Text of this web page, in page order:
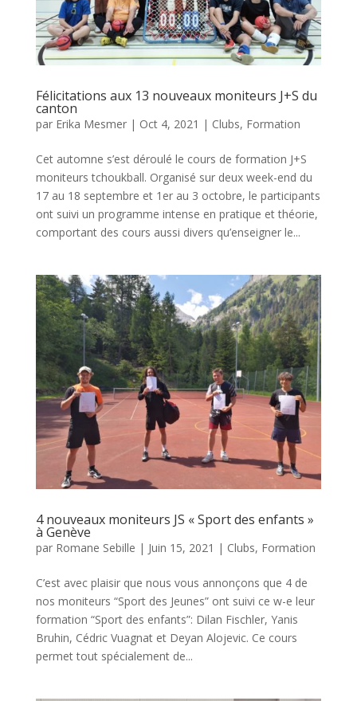
Félicitations aux 13 nouveaux moniteurs J+S du
canton
par Erika Mesmer| Oct 4, 2021 | Clubs, Formation
Cet automne s’est déroulé le cours de formation J+S
moniteurs tchoukball. Organisé sur deux week-end du
17 au 18 septembre et 1er au 3 octobre, le participants
ont suivi un programme intense en pratique et théorie,
comportant des cours aussi divers qu’enseigner le...
4 nouveaux moniteurs JS « Sport des enfants »
à Genève
par Romane Sebille | Juin 15, 2021 | Clubs, Formation
C’est avec plaisir que nous vous annonçons que 4 de
nos moniteurs “Sport des Jeunes” ont suivi ce w-e leur
formation “Sport des enfants”: Dilan Fischler, Yanis
Bruhin, Cédric Vuagnat et Deyan Alojevic. Ce cours
permet tout spécialement de...